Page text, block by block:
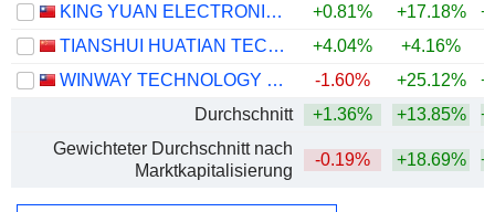
KING YUAN ELECTRONICS CO., LTD.
+0.81% +17.18%
TIANSHUI HUATIAN TECHNOLOGY CO., LTD.
+4.04% +4.16%
WINWAY TECHNOLOGY CO., LTD.
-1.60% +25.12%
Durchschnitt
+1.36% +13.85%
Gewichteter Durchschnitt nach
Marktkapitalisierung
-0.19% +18.69%